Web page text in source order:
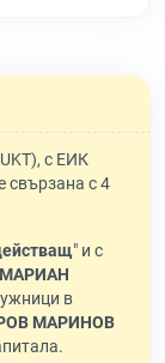
с ЕИК
свързана с 4
" и с
МАРИАН
в
МАРИНОВ